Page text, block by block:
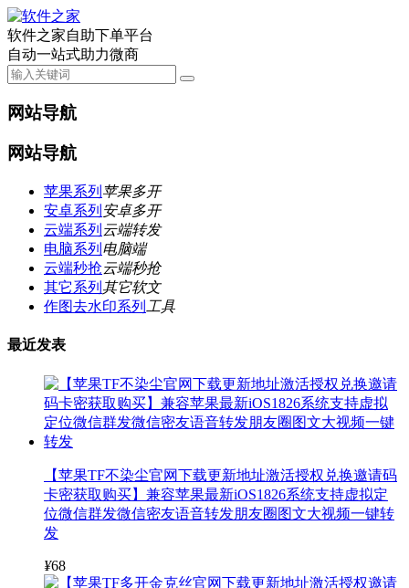
软件之家自助下单平台
自动一站式助力微商
网站导航
网站导航
苹果系列 苹果多开
安卓系列 安卓多开
云端系列 云端转发
电脑系列 电脑端
云端秒抢云端秒抢
其它系列 其它软文
作图去水印系列 工具
最近发表
【苹果TF不染尘官网下载更新地址激活授权兑换邀请码
卡密获取购买】兼容苹果最新iOS1826系统支持虚拟定
位微信群发微信密友语音转发朋友圈图文大视频一键转
发
¥68